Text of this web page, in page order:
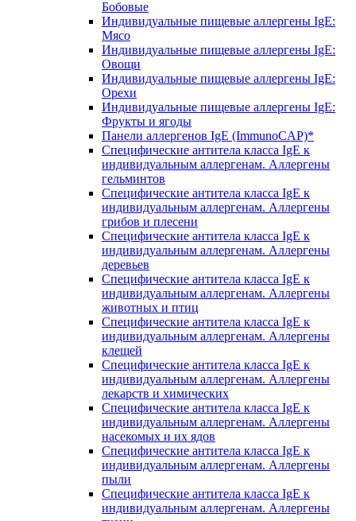
Бобовые
Индивидуальные пищевые аллергены IgE:
Мясо
Индивидуальные пищевые аллергены IgE:
Овощи
Индивидуальные пищевые аллергены IgE:
Орехи
Индивидуальные пищевые аллергены IgE:
Фрукты и ягоды
Панели аллергенов IgE (ImmunoCAP)*
Специфические антитела класса IgE к
индивидуальным аллергенам. Аллергены
гельминтов
Специфические антитела класса IgE к
индивидуальным аллергенам. Аллергены
грибов и плесени
Специфические антитела класса IgE к
индивидуальным аллергенам. Аллергены
деревьев
Специфические антитела класса IgE к
индивидуальным аллергенам. Аллергены
животных и птиц
Специфические антитела класса IgE к
индивидуальным аллергенам. Аллергены
клещей
Специфические антитела класса IgE к
индивидуальным аллергенам. Аллергены
лекарств и химических
Специфические антитела класса IgE к
индивидуальным аллергенам. Аллергены
насекомых и их ядов
Специфические антитела класса IgE к
индивидуальным аллергенам. Аллергены
пыли
Специфические антитела класса IgE к
индивидуальным аллергенам. Аллергены